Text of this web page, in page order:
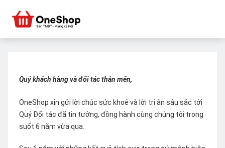
Quý khách hàng và đối tác thân mến,
OneShop xin gửi lời chúc sức khoẻ và lời tri ân sâu sắc tới
Quý Đối tác đã tin tưởng, đồng hành cùng chúng tôi trong
suốt 6 năm vừa qua.